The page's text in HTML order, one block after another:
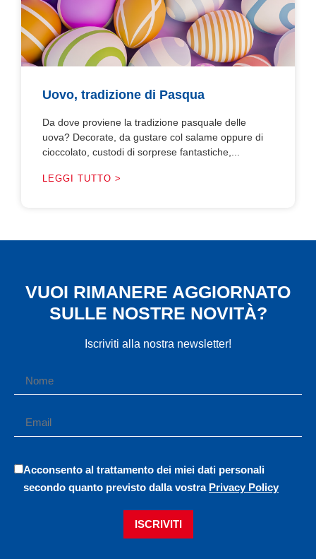
Uovo, tradizione di Pasqua
Da dove proviene la tradizione pasquale delle
uova? Decorate, da gustare col salame oppure di
cioccolato, custodi di sorprese fantastiche,...
LEGGI TUTTO >
VUOI RIMANERE AGGIORNATO
SULLE NOSTRE NOVITÀ?
Iscriviti alla nostra newsletter!
Acconsento al trattamento dei miei dati personali
secondo quanto previsto dalla vostra Privacy Policy
ISCRIVITI